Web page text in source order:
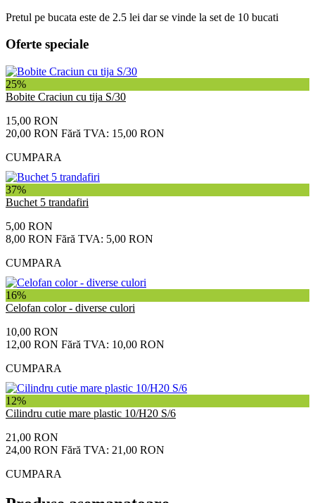
Pretul pe bucata este de 2.5 lei dar se vinde la set de 10 bucati
Oferte speciale
25%
Bobite Craciun cu tija S/30
15,00 RON
20,00 RON Fără TVA: 15,00 RON
CUMPARA
37%
Buchet 5 trandafiri
5,00 RON
8,00 RON Fără TVA: 5,00 RON
CUMPARA
16%
Celofan color - diverse culori
10,00 RON
12,00 RON Fără TVA: 10,00 RON
CUMPARA
12%
Cilindru cutie mare plastic 10/H20 S/6
21,00 RON
24,00 RON Fără TVA: 21,00 RON
CUMPARA